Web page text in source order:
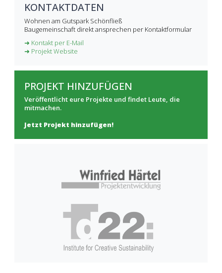
KONTAKTDATEN
Wohnen am Gutspark Schönfließ
Baugemeinschaft direkt ansprechen per Kontaktformular
➜ Kontakt per E-Mail
➜ Projekt Website
PROJEKT HINZUFÜGEN
Veröffentlicht eure Projekte und findet Leute, die
mitmachen.
Jetzt Projekt hinzufügen!